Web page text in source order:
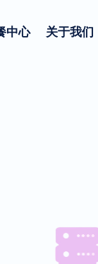
中心 关于我们